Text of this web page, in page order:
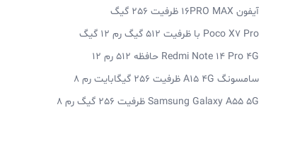
آیفون 16PRO MAX ظرفیت 256 گیگ
Poco X7 Pro با ظرفیت 512 گیگ رم 12 گیگ
Redmi Note 14 Pro 4G حافظه 512 رم 12
سامسونگ A15 4G ظرفیت 256 گیگابایت رم 8
Samsung Galaxy A55 5G ظرفیت 256 گیگ رم 8